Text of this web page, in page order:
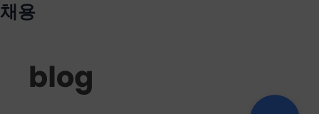
채용